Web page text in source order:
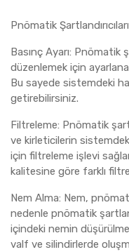
Pnömatik
Basınç Ayarı: Pnömatik
düzenlemek için
Bu sayede sistemdeki
getirebilirsiniz.
Filtreleme: Pnömatik
ve kirleticilerin
için filtreleme işlevi
kalitesine göre farklı
Nem Alma: Nem,
nedenle pnömatik
içindeki nemin
valf ve silindirlerde